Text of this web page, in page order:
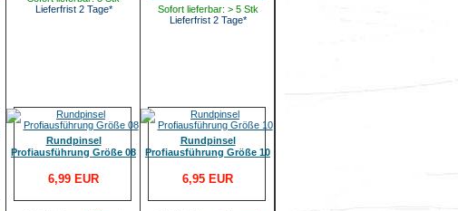
Lieferfrist 2 Tage*
Sofort lieferbar: > 5 Stk
Lieferfrist 2 Tage*
Rundpinsel
Profiausführung Größe 08
6,99 EUR
Rundpinsel
Profiausführung Größe 10
6,95 EUR